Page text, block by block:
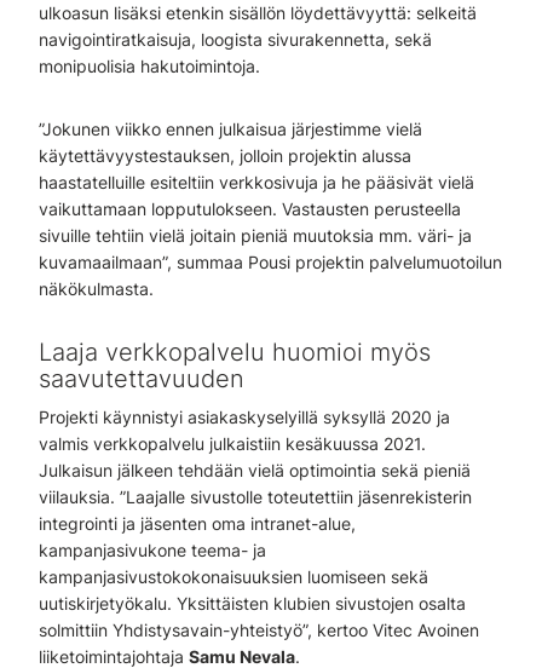
ulkoasun lisäksi etenkin sisällön löydettävyyttä: selkeitä
navigointiratkaisuja, loogista sivurakennetta, sekä
monipuolisia hakutoimintoja.
”Jokunen viikko ennen julkaisua järjestimme vielä
käytettävyystestauksen, jolloin projektin alussa
haastatelluille esiteltiin verkkosivuja ja he pääsivät vielä
vaikuttamaan lopputulokseen. Vastausten perusteella
sivuille tehtiin vielä joitain pieniä muutoksia mm. väri- ja
kuvamaailmaan”, summaa Pousi projektin palvelumuotoilun
näkökulmasta.
Laaja verkkopalvelu huomioi myös
saavutettavuuden
Projekti käynnistyi asiakaskyselyillä syksyllä 2020 ja
valmis verkkopalvelu julkaistiin kesäkuussa 2021.
Julkaisun jälkeen tehdään vielä optimointia sekä pieniä
viilauksia. ”Laajalle sivustolle toteutettiin jäsenrekisterin
integrointi ja jäsenten oma intranet-alue,
kampanjasivukone teema- ja
kampanjasivustokokonaisuuksien luomiseen sekä
uutiskirjetyökalu. Yksittäisten klubien sivustojen osalta
solmittiin Yhdistysavain-yhteistyö”, kertoo Vitec Avoinen
liiketoimintajohtaja Samu Nevala.